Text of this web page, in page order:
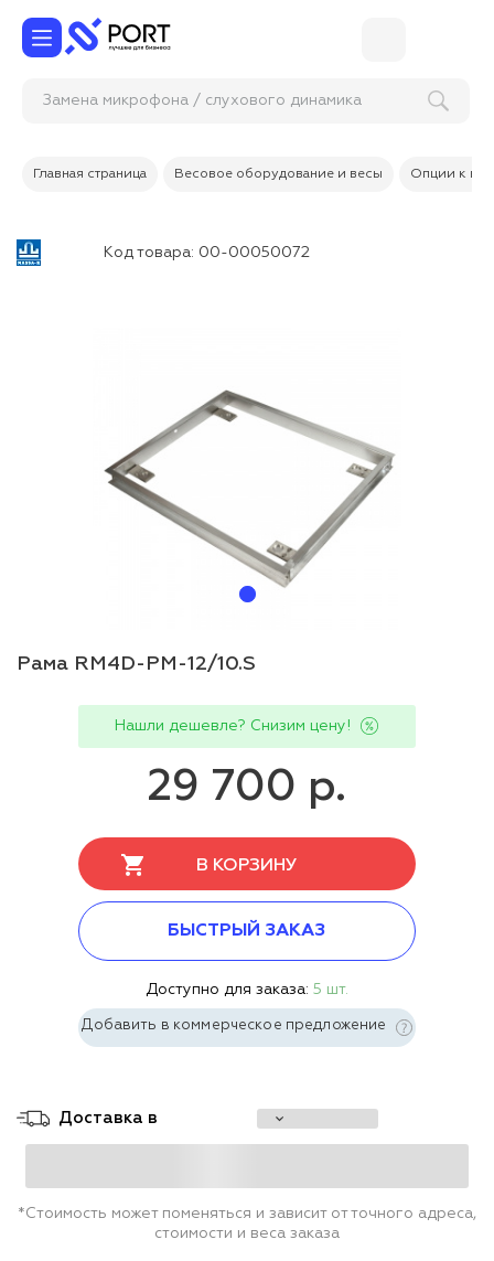
Замена микрофона / слухового динамика
Главная страница Весовое оборудование и весы Опции к
Код товара: 00-00050072
Рама RM4D-PМ-12/10.S
Нашли дешевле? Снизим цену!
29 700 р.
В КОРЗИНУ
БЫСТРЫЙ ЗАКАЗ
Доступно для заказа: 5 шт.
Добавить в коммерческое предложение
Доставка в
*Стоимость может поменяться и зависит от точного адреса,
стоимости и веса заказа